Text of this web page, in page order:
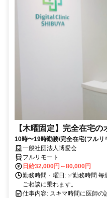
【木曜固定】完全在宅
10時〜19時勤務/完全在宅(フル
業務一般社団法人博愛会
フルリモート
日給32,000円～80,000円
勤務時間・曜日: ✅勤務時間
ご相談に乗れます。
仕事内容: スキマ時間に医師の